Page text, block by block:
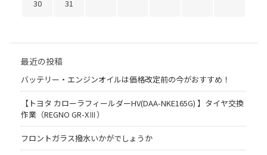
30
31
最近の投稿
バッテリー・エンジンオイルは価格改定前の今がおすすめ！
【トヨタ カローラフィールダーHV(DAA-NKE165G) 】タイヤ交換
作業（REGNO GR-XⅢ）
フロントガラス撥水いかがでしょうか